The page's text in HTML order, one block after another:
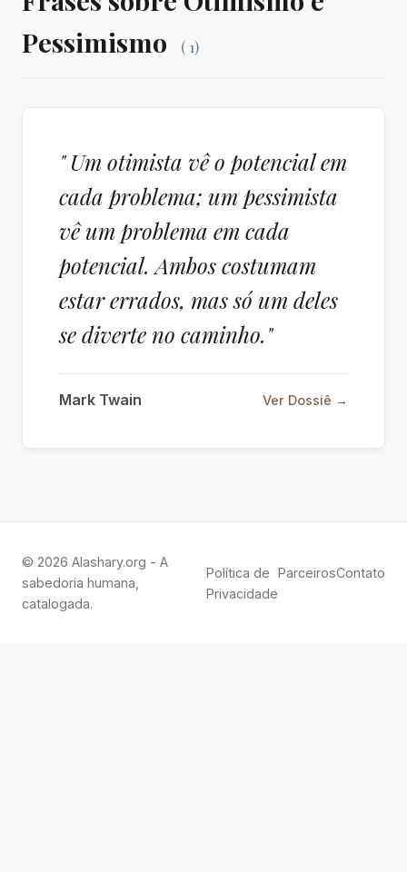
Pessimismo
( 1)
" Um otimista vê o potencial em
cada problema; um pessimista
vê um problema em cada
potencial. Ambos costumam
estar errados, mas só um deles
se diverte no caminho."
Mark Twain Ver Dossiê →
© 2026 Alashary.org - A
sabedoria humana,
catalogada.
Política de
Privacidade
ParceirosContato